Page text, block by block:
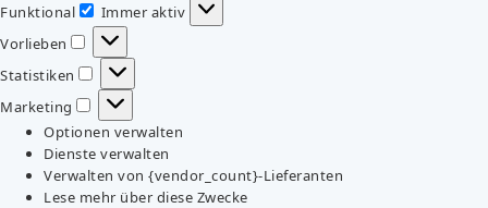
Funktional
Funktional
Immer aktiv
Vorlieben
Vorlieben
Statistiken
Statistiken
Marketing
Marketing
Optionen verwalten
Dienste verwalten
Verwalten von {vendor_count}-Lieferanten
Lese mehr über diese Zwecke